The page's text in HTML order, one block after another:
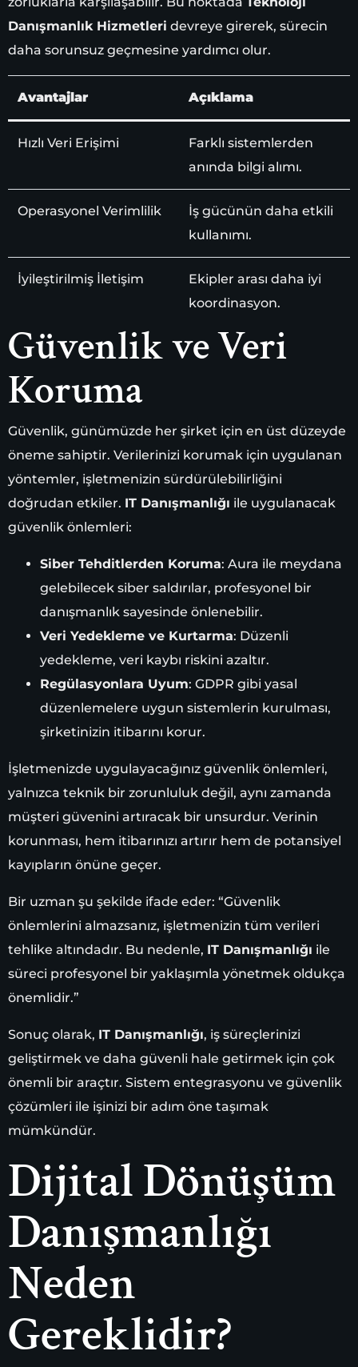
Danışmanlık Hizmetleri devreye girerek, sürecin
daha sorunsuz geçmesine yardımcı olur.
Avantajlar Açıklama
Hızlı Veri Erişimi
Farklı sistemlerden
anında bilgi alımı.
Operasyonel Verimlilik
İş gücünün daha etkili
kullanımı.
İyileştirilmiş İletişim
Ekipler arası daha iyi
koordinasyon.
Güvenlik ve Veri
Koruma
Güvenlik, günümüzde her şirket için en üst düzeyde
öneme sahiptir. Verilerinizi korumak için uygulanan
yöntemler, işletmenizin sürdürülebilirliğini
doğrudan etkiler. IT Danışmanlığı ile uygulanacak
güvenlik önlemleri:
Siber Tehditlerden Koruma: Aura ile meydana
gelebilecek siber saldırılar, profesyonel bir
danışmanlık sayesinde önlenebilir.
Veri Yedekleme ve Kurtarma: Düzenli
yedekleme, veri kaybı riskini azaltır.
Regülasyonlara Uyum: GDPR gibi yasal
düzenlemelere uygun sistemlerin kurulması,
şirketinizin itibarını korur.
İşletmenizde uygulayacağınız güvenlik önlemleri,
yalnızca teknik bir zorunluluk değil, aynı zamanda
müşteri güvenini artıracak bir unsurdur. Verinin
korunması, hem itibarınızı artırır hem de potansiyel
kayıpların önüne geçer.
Bir uzman şu şekilde ifade eder: “Güvenlik
önlemlerini almazsanız, işletmenizin tüm verileri
tehlike altındadır. Bu nedenle, IT Danışmanlığı ile
süreci profesyonel bir yaklaşımla yönetmek oldukça
önemlidir.”
Sonuç olarak, IT Danışmanlığı, iş süreçlerinizi
geliştirmek ve daha güvenli hale getirmek için çok
önemli bir araçtır. Sistem entegrasyonu ve güvenlik
çözümleri ile işinizi bir adım öne taşımak
mümkündür.
Dijital Dönüşüm
Danışmanlığı
Neden
Gereklidir?